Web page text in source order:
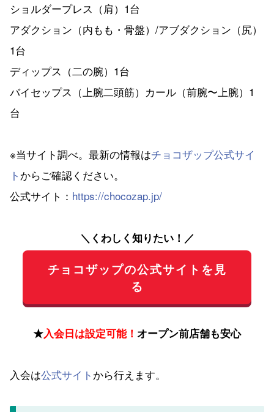
ショルダープレス（肩）1台
アダクション（内もも・骨盤）/アブダクション（尻）
1台
ディップス（二の腕）1台
バイセップス（上腕二頭筋）カール（前腕〜上腕）1
台
※当サイト調べ。最新の情報はチョコザップ公式サイ
ト からご確認ください。
公式サイト： https://chocozap.jp/
＼くわしく知りたい！／
チョコザップの公式サイトを見
る
★入会日は設定可能！ オープン前店舗も安心
入会は公式サイト から行えます。